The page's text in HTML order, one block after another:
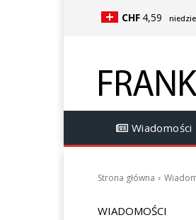
CHF 4,59
Wiadomości
Strona główna
WIADOMOŚCI